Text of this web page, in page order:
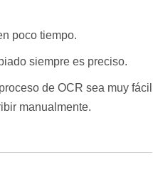
poco tiempo.
siempre es preciso.
de OCR sea muy fácil
manualmente.